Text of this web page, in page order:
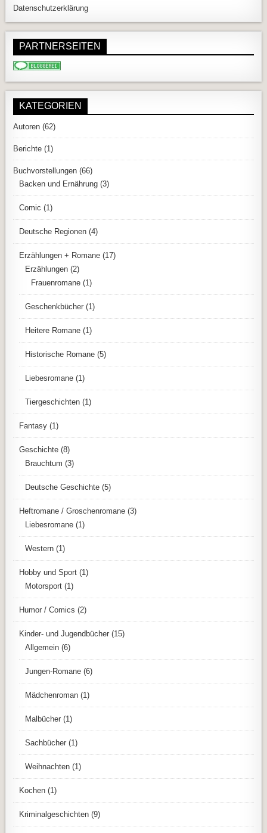
Datenschutzerklärung
PARTNERSEITEN
KATEGORIEN
Autoren (62)
Berichte (1)
Buchvorstellungen (66)
Backen und Ernährung (3)
Comic (1)
Deutsche Regionen (4)
Erzählungen + Romane (17)
Erzählungen (2)
Frauenromane (1)
Geschenkbücher (1)
Heitere Romane (1)
Historische Romane (5)
Liebesromane (1)
Tiergeschichten (1)
Fantasy (1)
Geschichte (8)
Brauchtum (3)
Deutsche Geschichte (5)
Heftromane / Groschenromane (3)
Liebesromane (1)
Western (1)
Hobby und Sport (1)
Motorsport (1)
Humor / Comics (2)
Kinder- und Jugendbücher (15)
Allgemein (6)
Jungen-Romane (6)
Mädchenroman (1)
Malbücher (1)
Sachbücher (1)
Weihnachten (1)
Kochen (1)
Kriminalgeschichten (9)